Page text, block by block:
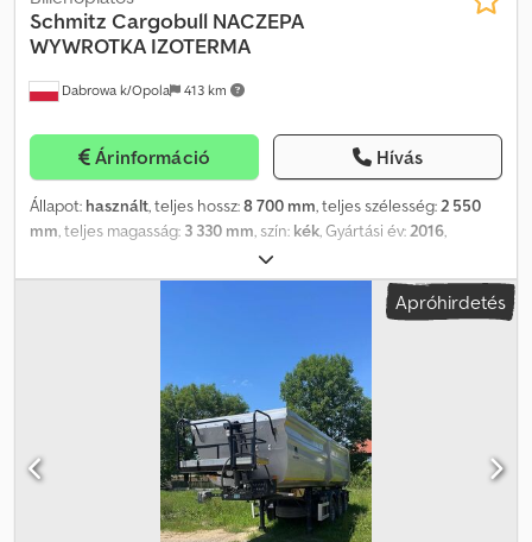
Dabrowa k/Opola 413 km
Schmitz Cargobull NACZEPA
WYWROTKA IZOTERMA
Árinformáció Hívás
Állapot: használt, teljes hossz:8 700 mm, teljes szélesség:2 550
mm, teljes magasság: 3 330 mm, szín: kék, Gyártási év:2016,
, Bruttó tömeg: 6.680 kg Hasznos teher: 32.372
kg Dcodpszruv Usfx Aa Dsk TELJES ÖSSZTÖMEG: 39.000 kg
Apróhirdetés